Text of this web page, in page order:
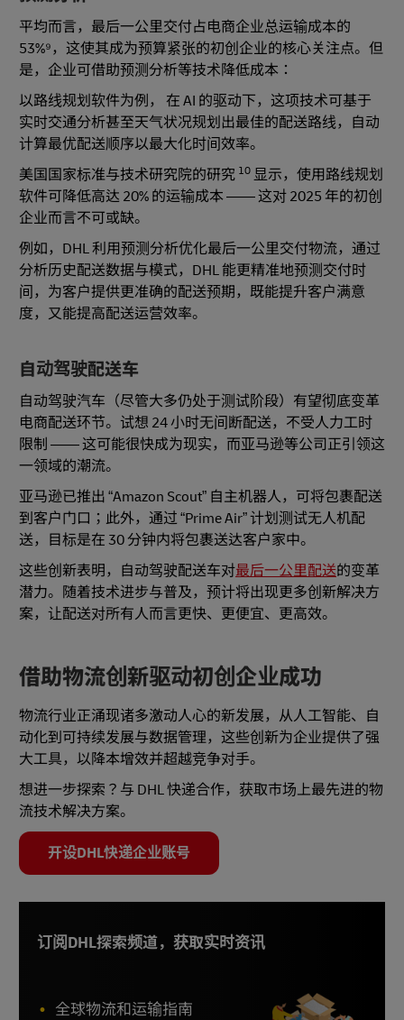
平均而言，最后一公里交付占电商企业总运输成本的
53%⁹，这使其成为预算紧张的初创企业的核心关注点。但
是，企业可借助预测分析等技术降低成本：
以路线规划软件为例， 在 AI 的驱动下，这项技术可基于
实时交通分析甚至天气状况规划出最佳的配送路线，自动
计算最优配送顺序以最大化时间效率。
美国国家标准与技术研究院的研究 10 显示，使用路线规划
软件可降低高达 20% 的运输成本 —— 这对 2025 年的初创
企业而言不可或缺。
例如，DHL 利用预测分析优化最后一公里交付物流，通过
分析历史配送数据与模式，DHL 能更精准地预测交付时
间，为客户提供更准确的配送预期，既能提升客户满意
度，又能提高配送运营效率。
自动驾驶配送车
自动驾驶汽车（尽管大多仍处于测试阶段）有望彻底变革
电商配送环节。试想 24 小时无间断配送，不受人力工时
限制 —— 这可能很快成为现实，而亚马逊等公司正引领这
一领域的潮流。
亚马逊已推出 “Amazon Scout” 自主机器人，可将包裹配送
到客户门口；此外，通过 “Prime Air” 计划测试无人机配
送，目标是在 30 分钟内将包裹送达客户家中。
这些创新表明，自动驾驶配送车对最后一公里配送的变革
潜力。随着技术进步与普及，预计将出现更多创新解决方
案，让配送对所有人而言更快、更便宜、更高效。
借助物流创新驱动初创企业成功
物流行业正涌现诸多激动人心的新发展，从人工智能、自
动化到可持续发展与数据管理，这些创新为企业提供了强
大工具，以降本增效并超越竞争对手。
想进一步探索？与 DHL 快递合作，获取市场上最先进的物
流技术解决方案。
开设DHL快递企业账号
订阅DHL探索频道，获取实时资讯
全球物流和运输指南